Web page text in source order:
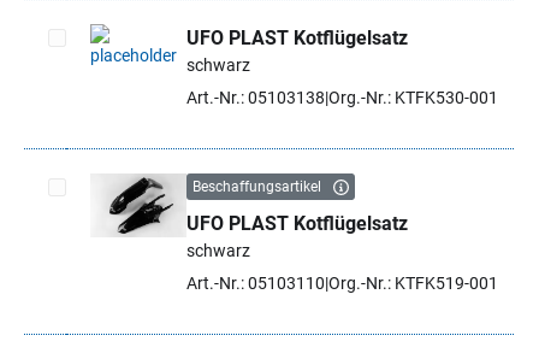
Artikel auswählen
UFO PLAST Kotflügelsatz
schwarz
Art.-Nr.: 05103138 Org.-Nr.: KTFK530-001
Artikel auswählen
Beschaffungsartikel
UFO PLAST Kotflügelsatz
schwarz
Art.-Nr.: 05103110 Org.-Nr.: KTFK519-001